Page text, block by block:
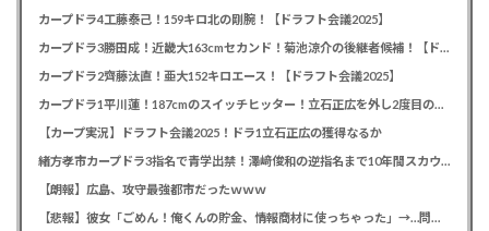
カープドラ4工藤泰己！159キロ北の剛腕！【ドラフト会議2025】
カープドラ3勝田成！近畿大163cmセカンド！菊池涼介の後継者候補！【ドラフト会議2025】
カープドラ2齊藤汰直！亜大152キロエース！【ドラフト会議2025】
カープドラ1平川蓮！187cmのスイッチヒッター！立石正広を外し2度目の重複も新井監督がクジを引き当てる！【ドラフト会議2025】
【カープ実況】ドラフト会議2025！ドラ1立石正広の獲得なるか
緒方孝市カープドラ3指名で青学出禁！澤﨑俊和の逆指名まで10年間スカウト出禁
【朗報】広島、攻守最強都市だったｗｗｗ
【悲報】彼女「ごめん！俺くんの貯金、情報商材に使っちゃった」→…問い詰めたらギャン泣きされたんだが俺が悪いのか？